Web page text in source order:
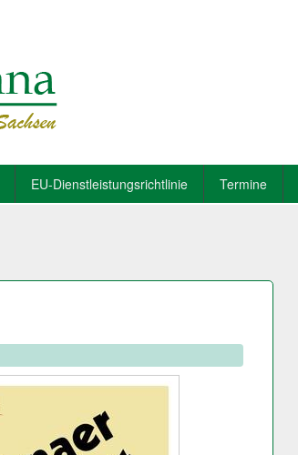
EU-Dienstleistungsrichtlinie Termine